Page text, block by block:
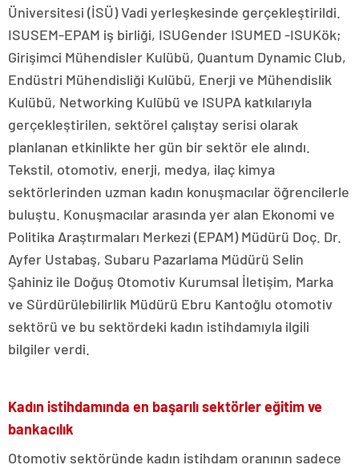
Üniversitesi (İSÜ) Vadi yerleşkesinde gerçekleştirildi.
ISUSEM-EPAM iş birliği, ISUGender ISUMED -ISUKök;
Girişimci Mühendisler Kulübü, Quantum Dynamic Club,
Endüstri Mühendisliği Kulübü, Enerji ve Mühendislik
Kulübü, Networking Kulübü ve ISUPA katkılarıyla
gerçekleştirilen, sektörel çalıştay serisi olarak
planlanan etkinlikte her gün bir sektör ele alındı.
Tekstil, otomotiv, enerji, medya, ilaç kimya
sektörlerinden uzman kadın konuşmacılar öğrencilerle
buluştu. Konuşmacılar arasında yer alan Ekonomi ve
Politika Araştırmaları Merkezi (EPAM) Müdürü Doç. Dr.
Ayfer Ustabaş, Subaru Pazarlama Müdürü Selin
Şahiniz ile Doğuş Otomotiv Kurumsal İletişim, Marka
ve Sürdürülebilirlik Müdürü Ebru Kantoğlu otomotiv
sektörü ve bu sektördeki kadın istihdamıyla ilgili
bilgiler verdi.
Kadın istihdamında en başarılı sektörler eğitim ve
bankacılık
Otomotiv sektöründe kadın istihdam oranının sadece